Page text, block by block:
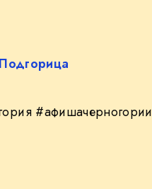
Подгорица
#афишачерногории